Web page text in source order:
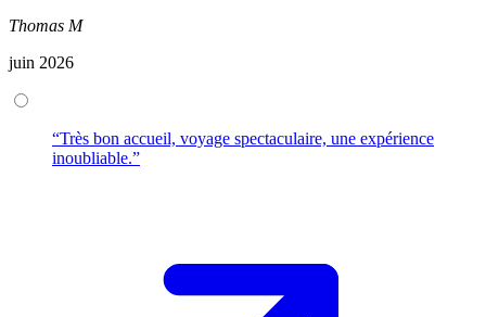
Thomas M
juin 2026
“Très bon accueil, voyage spectaculaire, une expérience
inoubliable.”